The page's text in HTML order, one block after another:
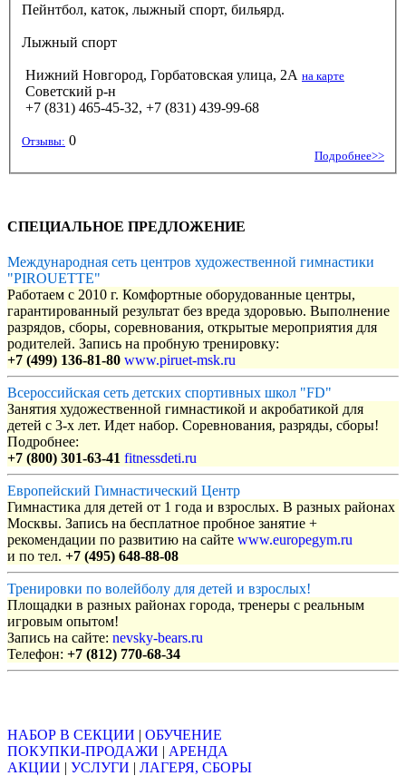
Пейнтбол, каток, лыжный спорт, бильярд.
Лыжный спорт
Нижний Новгород, Горбатовская улица, 2А на карте
Советский р-н
+7 (831) 465-45-32, +7 (831) 439-99-68
Отзывы: 0
Подробнее>>
СПЕЦИАЛЬНОЕ ПРЕДЛОЖЕНИЕ
Международная сеть центров художественной гимнастики
"PIROUETTE"
Работаем с 2010 г. Комфортные оборудованные центры,
гарантированный результат без вреда здоровью. Выполнение
разрядов, сборы, соревнования, открытые мероприятия для
родителей. Запись на пробную тренировку:
+7 (499) 136-81-80 www.piruet-msk.ru
Всероссийская сеть детских спортивных школ "FD"
Занятия художественной гимнастикой и акробатикой для
детей с 3-х лет. Идет набор. Соревнования, разряды, сборы!
Подробнее:
+7 (800) 301-63-41 fitnessdeti.ru
Европейский Гимнастический Центр
Гимнастика для детей от 1 года и взрослых. В разных районах
Москвы. Запись на бесплатное пробное занятие +
рекомендации по развитию на сайте www.europegym.ru
и по тел. +7 (495) 648-88-08
Тренировки по волейболу для детей и взрослых!
Площадки в разных районах города, тренеры с реальным
игровым опытом!
Запись на сайте: nevsky-bears.ru
Телефон: +7 (812) 770-68-34
НАБОР В СЕКЦИИ | ОБУЧЕНИЕ
ПОКУПКИ-ПРОДАЖИ | АРЕНДА
АКЦИИ | УСЛУГИ | ЛАГЕРЯ, СБОРЫ